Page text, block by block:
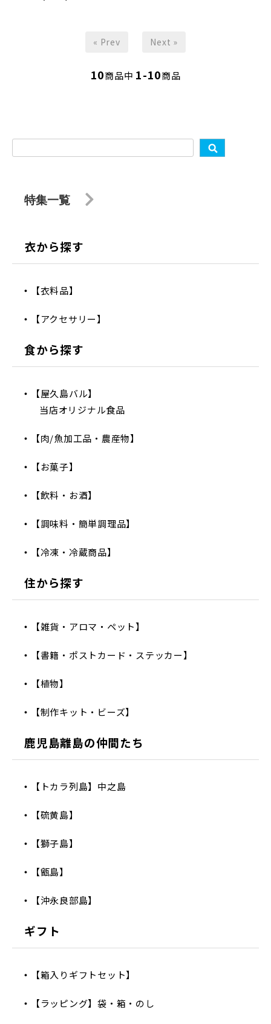
« Prev Next »
10商品中 1-10商品
特集一覧
衣から探す
【衣料品】
【アクセサリー】
食から探す
【屋久島バル】
当店オリジナル食品
【肉/魚加工品・農産物】
【お菓子】
【飲料・お酒】
【調味料・簡単調理品】
【冷凍・冷蔵商品】
住から探す
【雑貨・アロマ・ペット】
【書籍・ポストカード・ステッカー】
【植物】
【制作キット・ビーズ】
鹿児島離島の仲間たち
【トカラ列島】中之島
【硫黄島】
【獅子島】
【甑島】
【沖永良部島】
ギフト
【箱入りギフトセット】
【ラッピング】袋・箱・のし